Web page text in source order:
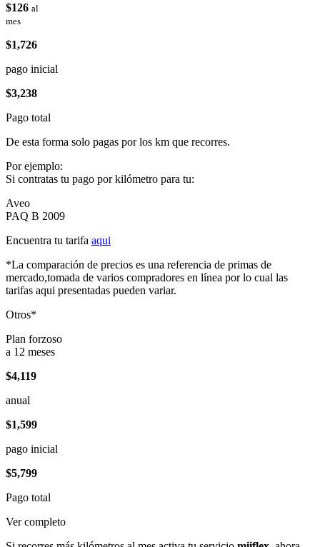
$126 al
mes
$1,726
pago inicial
$3,238
Pago total
De esta forma solo pagas por los km que recorres.
Por ejemplo:
Si contratas tu pago por kilómetro para tu:
Aveo
PAQ B 2009
Encuentra tu tarifa aqui
*La comparación de precios es una referencia de primas de
mercado,tomada de varios compradores en línea por lo cual las
tarifas aqui presentadas pueden variar.
Otros*
Plan forzoso
a 12 meses
$4,119
anual
$1,599
pago inicial
$5,799
Pago total
Ver completo